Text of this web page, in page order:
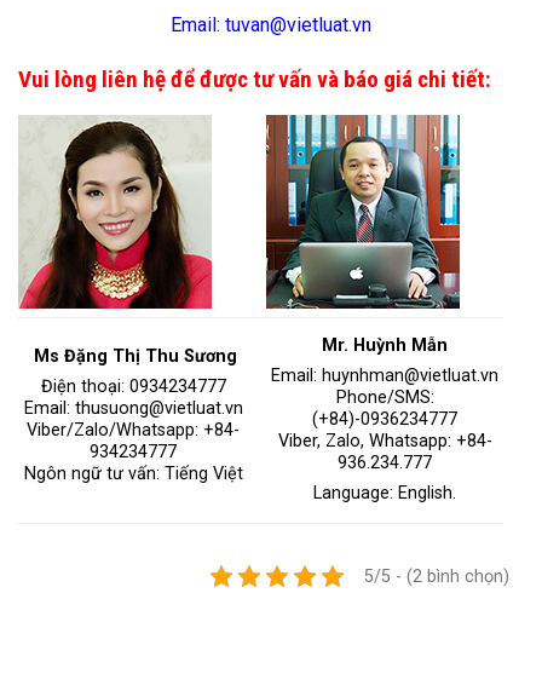
Email: tuvan@vietluat.vn
Vui lòng liên hệ để được tư vấn và báo giá chi tiết:
Ms Đặng Thị Thu Sương
Điện thoại: 0934234777
Email: thusuong@vietluat.vn
Viber/Zalo/Whatsapp: +84-
934234777
Ngôn ngữ tư vấn: Tiếng Việt
Mr. Huỳnh Mẫn
Email: huynhman@vietluat.vn
Phone/SMS:
(+84)-0936234777
Viber, Zalo, Whatsapp: +84-
936.234.777
Language: English.
5/5 - (2 bình chọn)